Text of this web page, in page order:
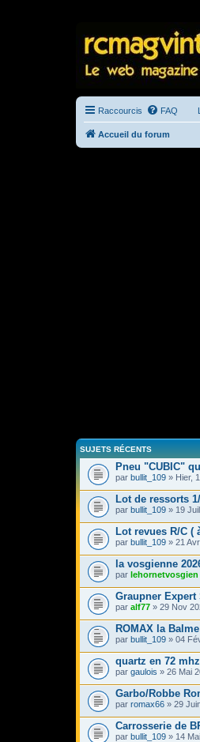
Raccourcis FAQ
Accueil du forum
SUJETS RÉCENTS
Pneu "CUBIC"
par bullit_109 » Hier,
Lot de ressorts
par bullit_109 » 19
Lot revues R/C (
par bullit_109 » 21
la vosgienne
par lehornetvosgien
Graupner Expert
par alf77 » 29 Nov
ROMAX la
par bullit_109 » 04
quartz en 72 mhz
par gaulois » 26 Mai
Garbo/Robbe
par romax66 » 29
Carrosserie de
par bullit_109 » 14